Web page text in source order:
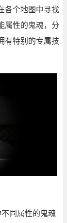
各个地图中寻找
属性的鬼魂，分
有特别的专属技
同属性的鬼魂